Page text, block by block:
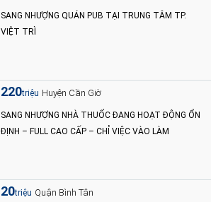
SANG NHƯỢNG QUÁN PUB TẠI TRUNG TÂM TP.
VIỆT TRÌ
220triệu Huyện Cần Giờ
SANG NHƯỢNG NHÀ THUỐC ĐANG HOẠT ĐỘNG ỔN
ĐỊNH – FULL CAO CẤP – CHỈ VIỆC VÀO LÀM
20triệu Quận Bình Tân